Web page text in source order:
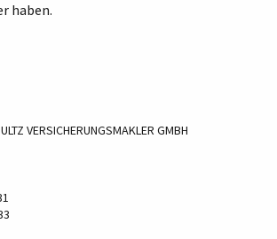
haben.
VERSICHERUNGSMAKLER GMBH